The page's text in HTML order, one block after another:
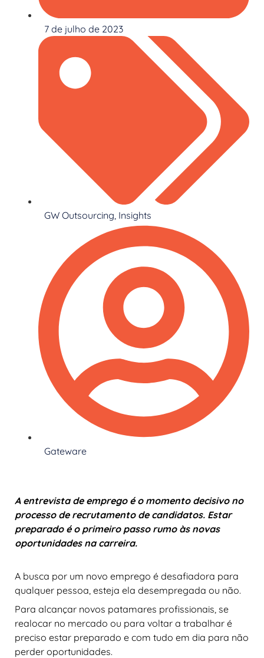
7 de julho de 2023
GW Outsourcing, Insights
Gateware
A entrevista de emprego é o momento decisivo no
processo de recrutamento de candidatos. Estar
preparado é o primeiro passo rumo às novas
oportunidades na carreira.
A busca por um novo emprego é desafiadora para
qualquer pessoa, esteja ela desempregada ou não.
Para alcançar novos patamares profissionais, se
realocar no mercado ou para voltar a trabalhar é
preciso estar preparado e com tudo em dia para não
perder oportunidades.